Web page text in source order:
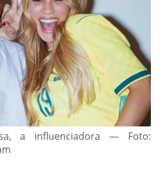
a influenciadora — Foto: